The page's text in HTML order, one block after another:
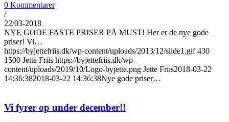
0 Kommentarer
/
22/03-2018
NYE GODE FASTE PRISER PÅ MUST! Her er de nye gode
priser! Vi…
https://byjettefriis.dk/wp-content/uploads/2013/12/slide1.gif 430
1500 Jette Friis https://byjettefriis.dk/wp-
content/uploads/2019/10/Logo-byjette.png Jette Friis2018-03-22
14:36:382018-03-22 14:36:38Nye gode priser…
Vi fyrer op under december!!